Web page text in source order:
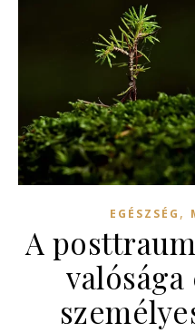
EGÉSZSÉG ,
A
valósága